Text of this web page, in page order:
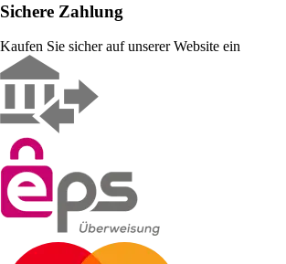
Sichere Zahlung
Kaufen Sie sicher auf unserer Website ein